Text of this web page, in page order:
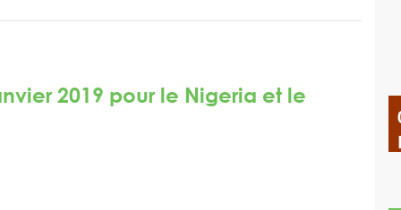
2019 pour le Nigeria et le